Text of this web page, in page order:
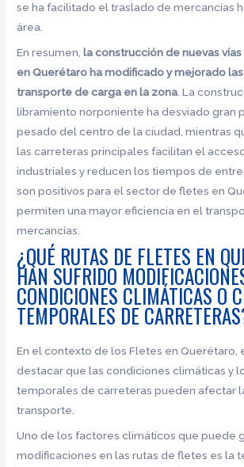
se ha facilitado el traslado de mercancías
área.
En resumen,la construcción de nuevas
en Querétaro ha modificado y mejorado
transporte de carga en la zona. La
libramiento norponiente ha desviado gran
pesado del centro de la ciudad, mientras
las carreteras principales facilitan el
industriales y reducen los tiempos de
son positivos para el sector de fletes en
permiten una mayor eficiencia en el
mercancías.
¿QUÉ RUTAS DE FLETES EN
HAN SUFRIDO
CONDICIONES CLIMÁTICAS O
TEMPORALES DE
En el contexto de los Fletes en Querétaro,
destacar que las condiciones climáticas y
temporales de carreteras pueden afectar
transporte.
Uno de los factores climáticos que puede
modificaciones en las rutas de fletes es la